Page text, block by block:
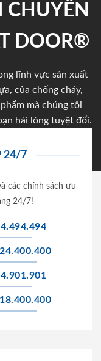
CHUYÊN
DOOR®
lĩnh vực sản xuất
của chống cháy,
mà chúng tôi
hài lòng tuyệt đối.
24/7
các chính sách ưu
24/7!